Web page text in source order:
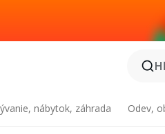
nábytok, záhrada Odev,